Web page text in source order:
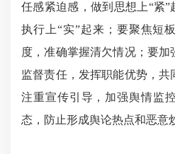
任感紧迫感，做到思想上“紧”
执行上“实”起来；要聚焦短
度，准确掌握清欠情况；要
监督责任，发挥职能优势，
注重宣传引导，加强舆情监
态，防止形成舆论热点和恶意